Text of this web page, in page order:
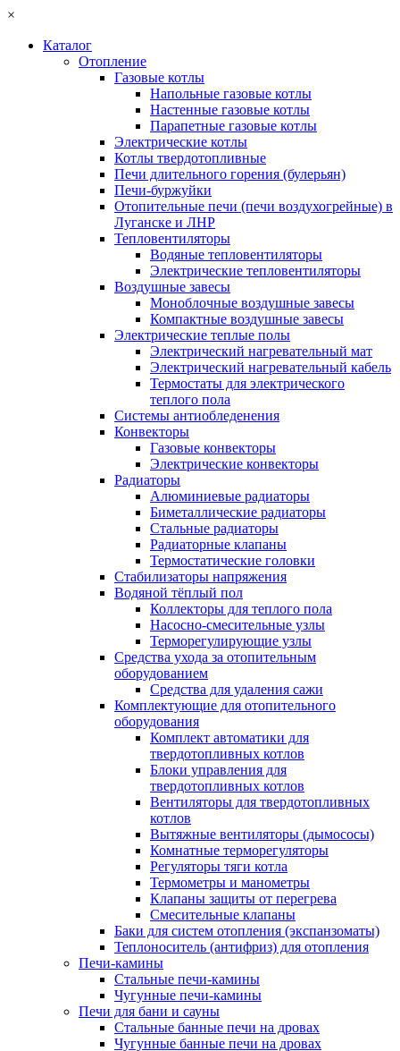
×
Каталог
Отопление
Газовые котлы
Напольные газовые котлы
Настенные газовые котлы
Парапетные газовые котлы
Электрические котлы
Котлы твердотопливные
Печи длительного горения (булерьян)
Печи-буржуйки
Отопительные печи (печи воздухогрейные) в
Луганске и ЛНР
Тепловентиляторы
Водяные тепловентиляторы
Электрические тепловентиляторы
Воздушные завесы
Моноблочные воздушные завесы
Компактные воздушные завесы
Электрические теплые полы
Электрический нагревательный мат
Электрический нагревательный кабель
Термостаты для электрического
теплого пола
Системы антиобледенения
Конвекторы
Газовые конвекторы
Электрические конвекторы
Радиаторы
Алюминиевые радиаторы
Биметаллические радиаторы
Стальные радиаторы
Радиаторные клапаны
Термостатические головки
Стабилизаторы напряжения
Водяной тёплый пол
Коллекторы для теплого пола
Насосно-смесительные узлы
Терморегулирующие узлы
Средства ухода за отопительным
оборудованием
Средства для удаления сажи
Комплектующие для отопительного
оборудования
Комплект автоматики для
твердотопливных котлов
Блоки управления для
твердотопливных котлов
Вентиляторы для твердотопливных
котлов
Вытяжные вентиляторы (дымососы)
Комнатные терморегуляторы
Регуляторы тяги котла
Термометры и манометры
Клапаны защиты от перегрева
Смесительные клапаны
Баки для систем отопления (экспанзоматы)
Теплоноситель (антифриз) для отопления
Печи-камины
Стальные печи-камины
Чугунные печи-камины
Печи для бани и сауны
Стальные банные печи на дровах
Чугунные банные печи на дровах